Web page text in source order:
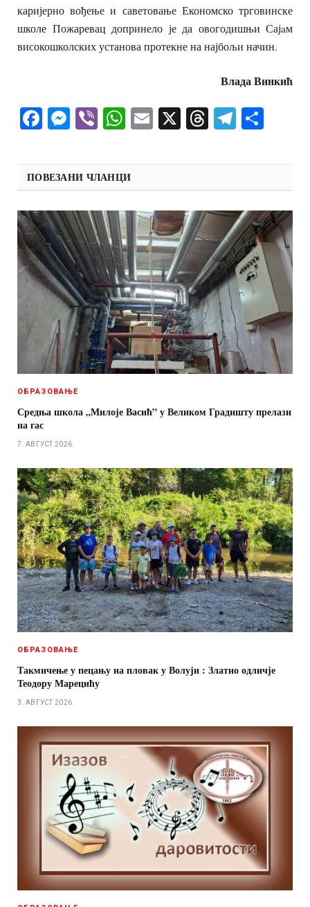
каријерно вођење и саветовање Економско трговинске
школе Пожаревац допринело је да овогодишњи Сајaм
високошколских установа протекне на најбољи начин.
Влада Винкић
Facebook
Messenger
ViberWhatsApp
Email
X Threads
ПОВЕЗАНИ ЧЛАНЦИ
ОБРАЗОВАЊЕ
Средња школа „Милоје Васић” у Великом Градишту прелази
на гас
7. АВГУСТ 2026.
ОБРАЗОВАЊЕ
Такмичење у пецању на пловак у Волуји : Златно одличје
Теодору Марецићу
3. АВГУСТ 2026.